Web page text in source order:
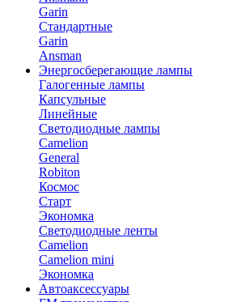
Garin
Стандартные
Garin
Ansman
Энергосберегающие лампы
Галогенные лампы
Капсульные
Линейные
Светодиодные лампы
Camelion
General
Robiton
Космос
Старт
Экономка
Светодиодные ленты
Camelion
Camelion mini
Экономка
Автоаксессуары